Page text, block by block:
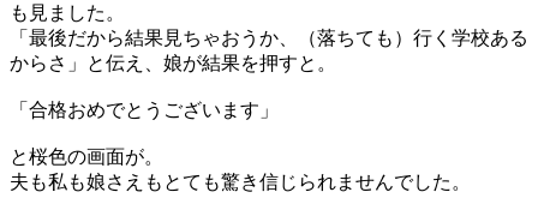
も見ました。
「最後だから結果見ちゃおうか、（落ちても）行く学校ある
からさ」と伝え、娘が結果を押すと。
「合格おめでとうございます」
と桜色の画面が。
夫も私も娘さえもとても驚き信じられませんでした。